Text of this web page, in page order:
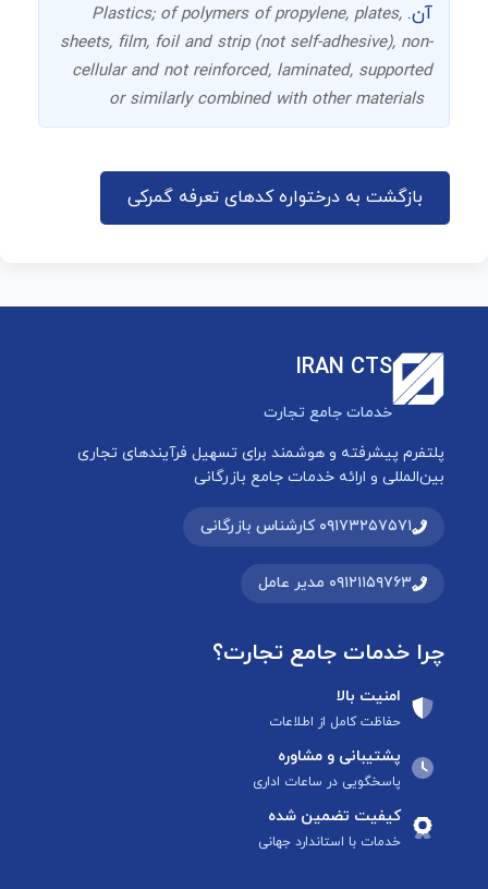
آن. Plastics; of polymers of propylene, plates,
sheets, film, foil and strip (not self-adhesive), non-
cellular and not reinforced, laminated, supported
or similarly combined with other materials
بازگشت به درختواره کدهای تعرفه گمرکی
IRAN CTS
خدمات جامع تجارت
پلتفرم پیشرفته و هوشمند برای تسهیل فرآیندهای تجاری
بین‌المللی و ارائه خدمات جامع بازرگانی
۰۹۱۷۳۲۵۷۵۷۱ کارشناس بازرگانی
۰۹۱۲۱۱۵۹۷۶۳ مدیر عامل
چرا خدمات جامع تجارت؟
امنیت بالا
حفاظت کامل از اطلاعات
پشتیبانی و مشاوره
پاسخگویی در ساعات اداری
کیفیت تضمین شده
خدمات با استاندارد جهانی